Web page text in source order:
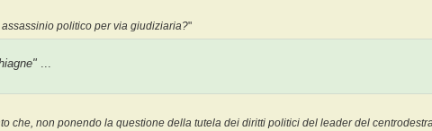
politico per via giudiziaria?"
che, non ponendo la questione della tutela dei diritti politici del leader del